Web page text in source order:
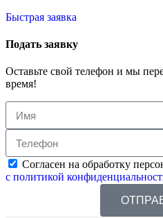
Быстрая заявка
Подать заявку
Оставьте свой телефон и мы
время!
Согласен на обработку
с политикой